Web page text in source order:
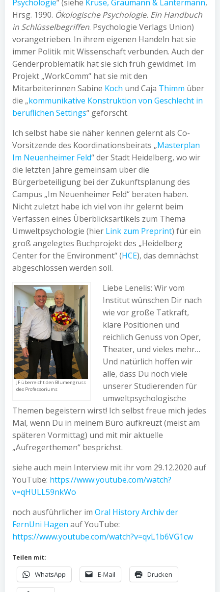
Psychologie“ (siehe Kruse, Graumann & Lantermann,
Hrsg. 1990. Ökologische Psychologie. Ein Handbuch
in Schlüsselbegriffen. Psychologie Verlags Union)
vorangetrieben. In ihrem eigenen Handeln hat sie
immer Politik mit Wissenschaft verbunden. Auch der
Genderproblematik hat sie sich früh gewidmet. Im
Projekt „WorkComm“ hat sie mit den
Mitarbeiterinnen Sabine Koch und Caja Thimm über
die „kommunikative Konstruktion von Geschlecht in
beruflichen Settings“ geforscht.
Ich selbst habe sie näher kennen gelernt als Co-
Vorsitzende des Koordinationsbeirats „Masterplan
Im Neuenheimer Feld“ der Stadt Heidelberg, wo wir
die letzten Jahre gemeinsam über die
Bürgerbeteiligung bei der Zukunftsplanung des
Campus „Im Neuenheimer Feld“ beraten haben.
Nicht zuletzt habe ich viel von ihr gelernt beim
Verfassen eines Überblicksartikels zum Thema
Umweltpsychologie (hier Link zum Preprint) für ein
groß angelegtes Buchprojekt des „Heidelberg
Center for the Environment“ (HCE), das demnächst
abgeschlossen werden soll.
JF überreicht den Blumengruss
des Professoriums
Liebe Lenelis: Wir vom
Institut wünschen Dir nach
wie vor große Tatkraft,
klare Positionen und
reichlich Genuss von Oper,
Theater, und vieles mehr…
Und natürlich hoffen wir
alle, dass Du noch viele
unserer Studierenden für
umweltpsychologische
Themen begeistern wirst! Ich selbst freue mich jedes
Mal, wenn Du in meinem Büro aufkreuzt (meist am
späteren Vormittag) und mit mir aktuelle
„Aufregerthemen“ besprichst.
siehe auch mein Interview mit ihr vom 29.12.2020 auf
YouTube: https://www.youtube.com/watch?
v=qHULL59nkWo
noch ausführlicher im Oral History Archiv der
FernUni Hagen auf YouTube:
https://www.youtube.com/watch?v=qvL1b6VG1cw
Teilen mit:
WhatsApp E-Mail Drucken